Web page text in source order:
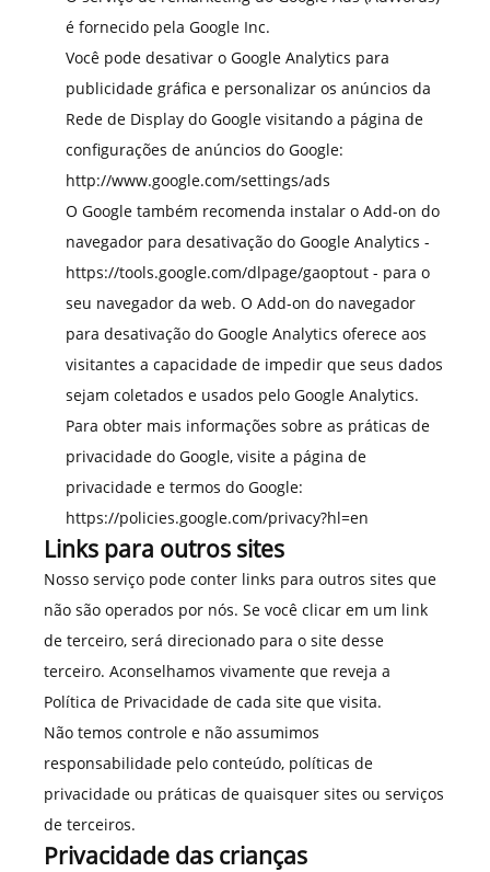
é fornecido pela Google Inc.
Você pode desativar o Google Analytics para
publicidade gráfica e personalizar os anúncios da
Rede de Display do Google visitando a página de
configurações de anúncios do Google:
http://www.google.com/settings/ads
O Google também recomenda instalar o Add-on do
navegador para desativação do Google Analytics -
https://tools.google.com/dlpage/gaoptout - para o
seu navegador da web. O Add-on do navegador
para desativação do Google Analytics oferece aos
visitantes a capacidade de impedir que seus dados
sejam coletados e usados pelo Google Analytics.
Para obter mais informações sobre as práticas de
privacidade do Google, visite a página de
privacidade e termos do Google:
https://policies.google.com/privacy?hl=en
Links para outros sites
Nosso serviço pode conter links para outros sites que
não são operados por nós. Se você clicar em um link
de terceiro, será direcionado para o site desse
terceiro. Aconselhamos vivamente que reveja a
Política de Privacidade de cada site que visita.
Não temos controle e não assumimos
responsabilidade pelo conteúdo, políticas de
privacidade ou práticas de quaisquer sites ou serviços
de terceiros.
Privacidade das crianças